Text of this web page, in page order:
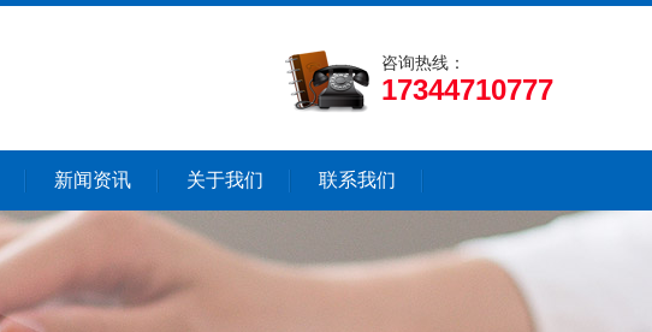
咨询热线：
17344710777
新闻资讯 关于我们 联系我们